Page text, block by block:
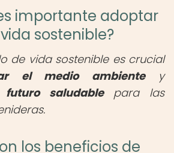
importante adoptar
sostenible?
de vida sostenible es crucial
el medio ambientey
saludablepara las
los beneficios de